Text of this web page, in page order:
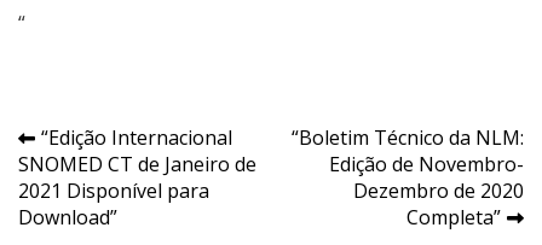
“
Navegação
de
Post
“Edição Internacional
SNOMED CT de Janeiro de
2021 Disponível para
Download”
“Boletim Técnico da NLM:
Edição de Novembro-
Dezembro de 2020
Completa”